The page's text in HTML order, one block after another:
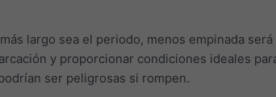
largo sea el periodo, menos empinada será
y proporcionar condiciones ideales
ser peligrosas si rompen.